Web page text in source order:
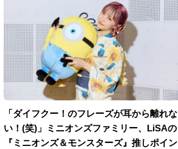
「ダイフクー！のフレーズが耳から離れな
い！(笑)」ミニオンズファミリー、LiSAの
『ミニオンズ＆モンスターズ』推しポイン